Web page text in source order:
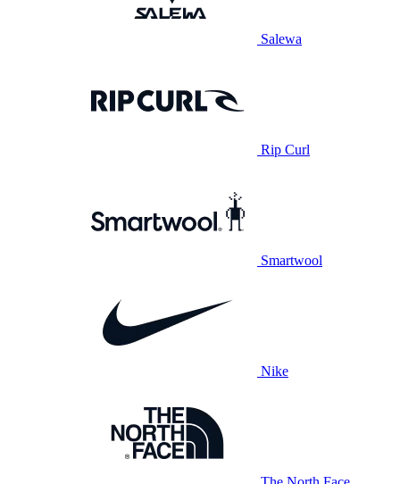
Salewa
Rip Curl
Smartwool
Nike